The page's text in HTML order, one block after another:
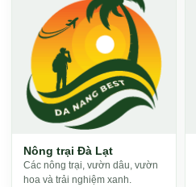
Nông trại Đà Lạt
Các nông trại, vườn dâu, vườn
hoa và trải nghiệm xanh.